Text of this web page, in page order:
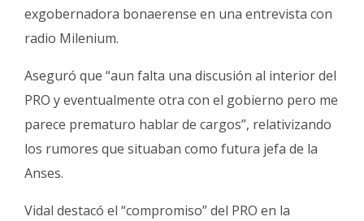
exgobernadora bonaerense en una entrevista con
radio Milenium.
Aseguró que “aun falta una discusión al interior del
PRO y eventualmente otra con el gobierno pero me
parece prematuro hablar de cargos”, relativizando
los rumores que situaban como futura jefa de la
Anses.
Vidal destacó el “compromiso” del PRO en la